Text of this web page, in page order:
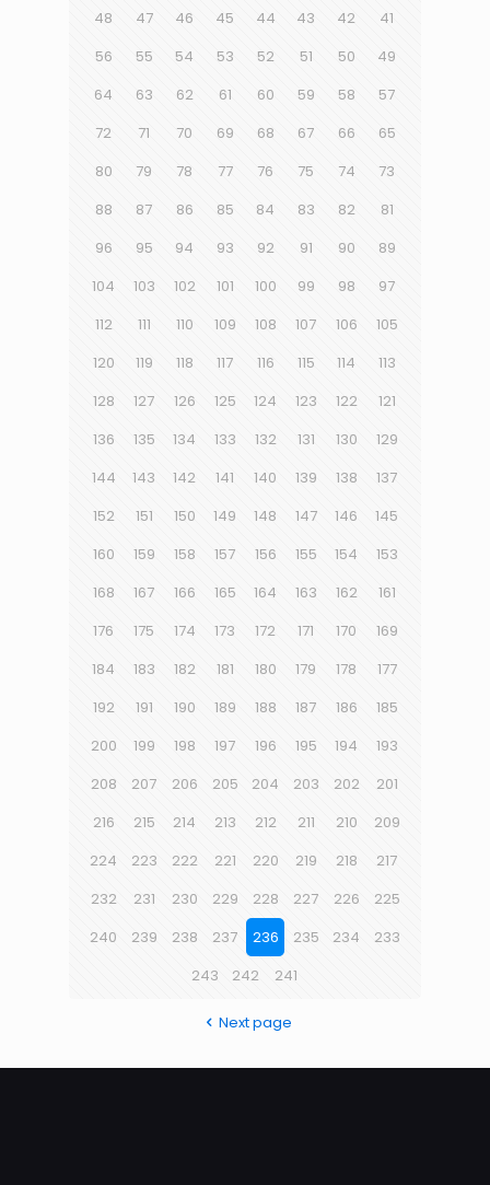
41
42
43
44
45
46
47
48
49
50
51
52
53
54
55
56
57
58
59
60
61
62
63
64
65
66
67
68
69
70
71
72
73
74
75
76
77
78
79
80
81
82
83
84
85
86
87
88
89
90
91
92
93
94
95
96
97
98
99
100
101
102
103
104
105
106
107
108
109
110
111
112
113
114
115
116
117
118
119
120
121
122
123
124
125
126
127
128
129
130
131
132
133
134
135
136
137
138
139
140
141
142
143
144
145
146
147
148
149
150
151
152
153
154
155
156
157
158
159
160
161
162
163
164
165
166
167
168
169
170
171
172
173
174
175
176
177
178
179
180
181
182
183
184
185
186
187
188
189
190
191
192
193
194
195
196
197
198
199
200
201
202
203
204
205
206
207
208
209
210
211
212
213
214
215
216
217
218
219
220
221
222
223
224
225
226
227
228
229
230
231
232
233
234
235
236
237
238
239
240
241
242
243
Next page